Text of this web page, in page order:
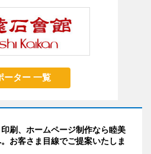
ーター 一覧
刷、ホームページ制作なら睦美
お客さま目線でご提案いたしま